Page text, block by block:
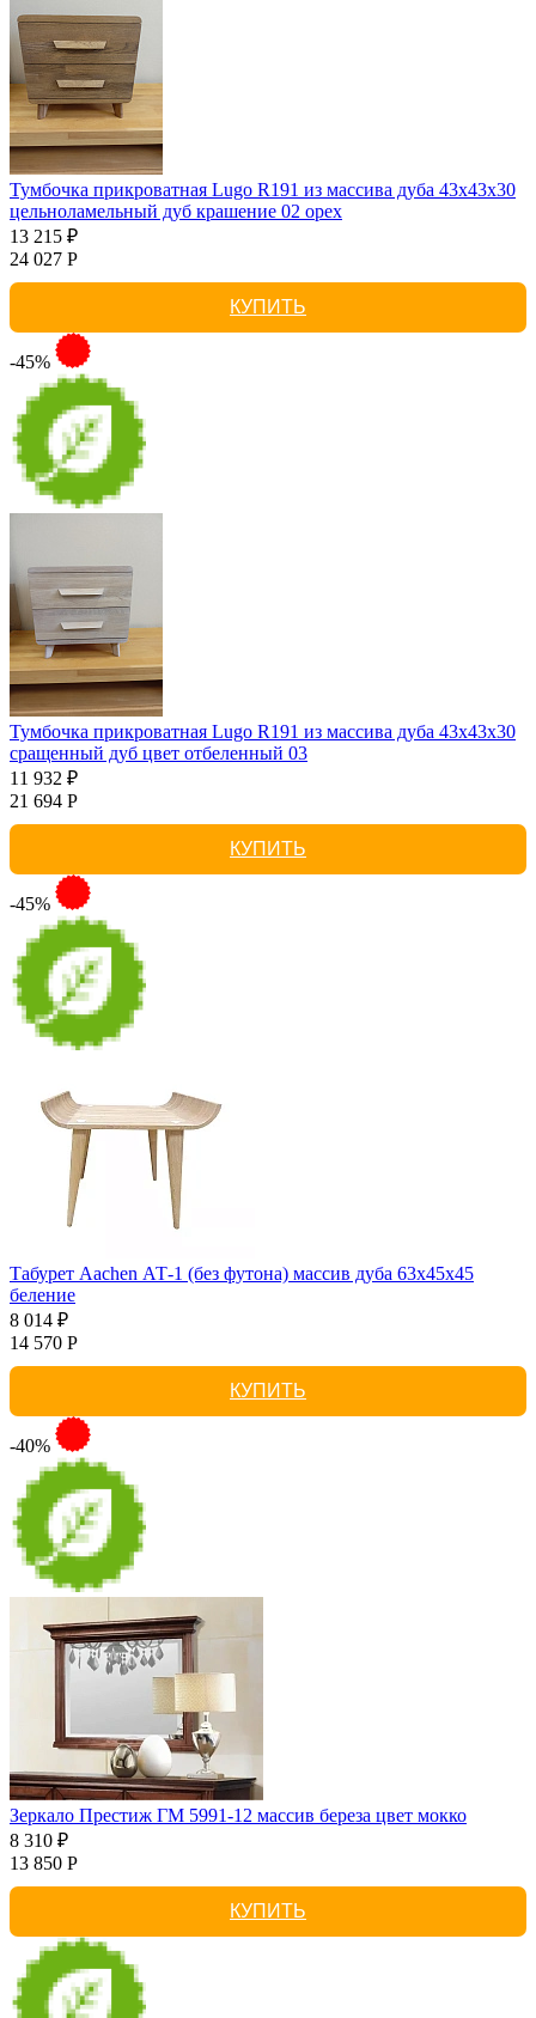
Тумбочка прикроватная Lugo R191 из массива дуба 43х43х30
цельноламельный дуб крашение 02 орех
13 215 ₽
24 027 Р
КУПИТЬ
-45%
Тумбочка прикроватная Lugo R191 из массива дуба 43х43х30
сращенный дуб цвет отбеленный 03
11 932 ₽
21 694 Р
КУПИТЬ
-45%
Табурет Aachen АТ-1 (без футона) массив дуба 63х45х45
беление
8 014 ₽
14 570 Р
КУПИТЬ
-40%
Зеркало Престиж ГМ 5991-12 массив береза цвет мокко
8 310 ₽
13 850 Р
КУПИТЬ